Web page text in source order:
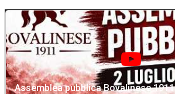
Assemblea pubblica Bovalinese 1911